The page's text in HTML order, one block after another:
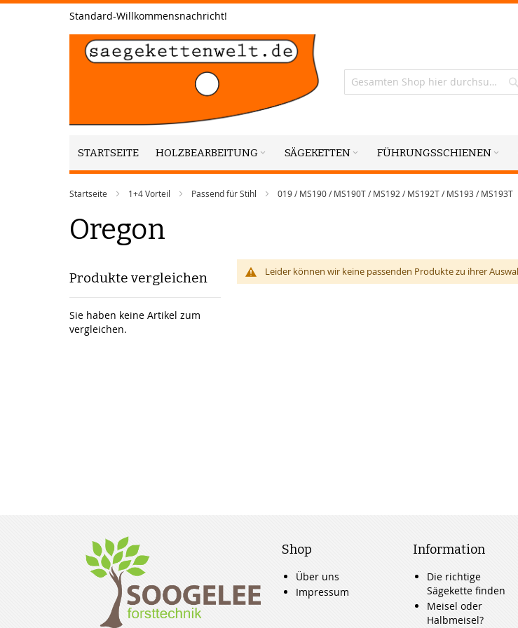
Zum
Inhalt
springen
Standard-Willkommensnachricht!
STARTSEITE HOLZBEARBEITUNG SÄGEKETTEN FÜHRUNGSSCHIENEN
Startseite 1+4 Vorteil Passend für Stihl 019 / MS190 / MS190T / MS192 / MS192T / MS193 / MS193T
Oregon
Leider können wir keine passenden Produkte zu ihrer
Produkte vergleichen
Sie haben keine Artikel zum
vergleichen.
Shop
Über uns
Impressum
Information
Die richtige
Sägekette finden
Meisel oder
Halbmeisel?